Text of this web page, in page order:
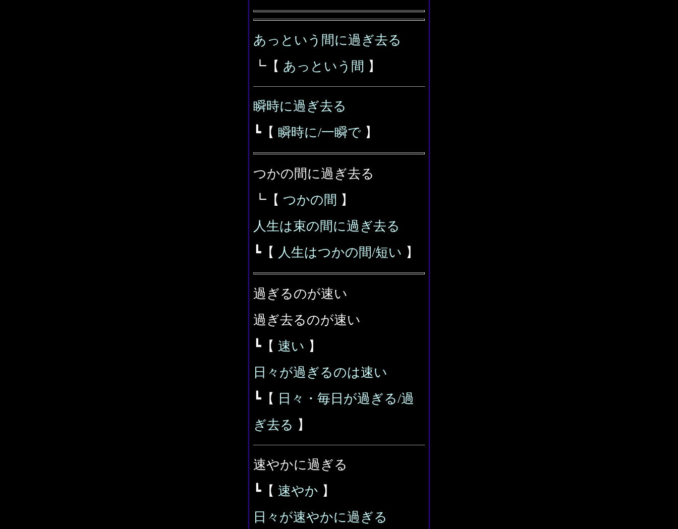
あっという間に過ぎ去る
┗【 あっという間 】
瞬時に過ぎ去る
┗【 瞬時に/一瞬で 】
つかの間に過ぎ去る
┗【 つかの間 】
人生は束の間に過ぎ去る
┗【 人生はつかの間/短い 】
過ぎるのが速い
過ぎ去るのが速い
┗【 速い 】
日々が過ぎるのは速い
┗【
日々・毎日が過ぎる/過
ぎ去る 】
速やかに過ぎる
┗【 速やか 】
日々が速やかに過ぎる